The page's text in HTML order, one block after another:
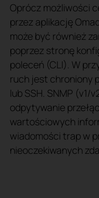
Oprócz możliwości
przez aplikację
może być również
poprzez stronę
poleceń (CLI). W
ruch jest chroniony
lub SSH. SNMP (v1/
odpytywanie
wartościowych
wiadomości trap w
nieoczekiwanych